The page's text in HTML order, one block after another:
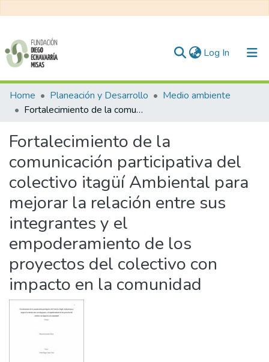
Log In (current)
Communities & Collections
All of DSpace
Statistics
Home Planeación y Desarrollo
Medio ambiente
Fortalecimiento de la comunicación participativa del colectivo itagüí Ambiental para mejorar la relación entre sus integrantes y el empoderamiento de los proyectos del colectivo con impacto en la comunidad
Fortalecimiento de la
comunicación participativa del
colectivo itagüí Ambiental para
mejorar la relación entre sus
integrantes y el
empoderamiento de los
proyectos del colectivo con
impacto en la comunidad